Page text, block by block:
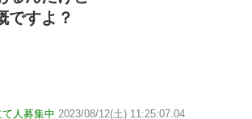
ですよ？
人募集中 2023/08/12(土) 11:25:07.04